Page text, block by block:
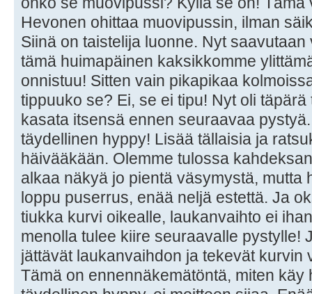
Hevonen ohittaa muovipussin, ilman
Siinä on taistelija luonne. Nyt
tämä huimapäinen kaksikkomme
onnistuu! Sitten vain pikapikaa
tippuuko se? Ei, se ei tipu! Nyt oli
kasata itsensä ennen seuraavaa
täydellinen hyppy! Lisää tällaisia ja
häivääkään. Olemme tulossa
alkaa näkyä jo pientä väsymystä, mutta
loppu puserrus, enää neljä estettä. Ja
tiukka kurvi oikealle, laukanvaihto ei
menolla tulee kiire seuraavalle pystylle!
jättävät laukanvaihdon ja tekevät kurvin
Tämä on ennennäkemätöntä, miten käy